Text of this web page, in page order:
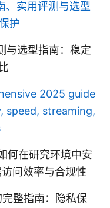
、实用评测与选型
护
与选型指南：稳定
2025 guide
speed, streaming,
何在研究环境中安
问效率与合规性
整指南：隐私保